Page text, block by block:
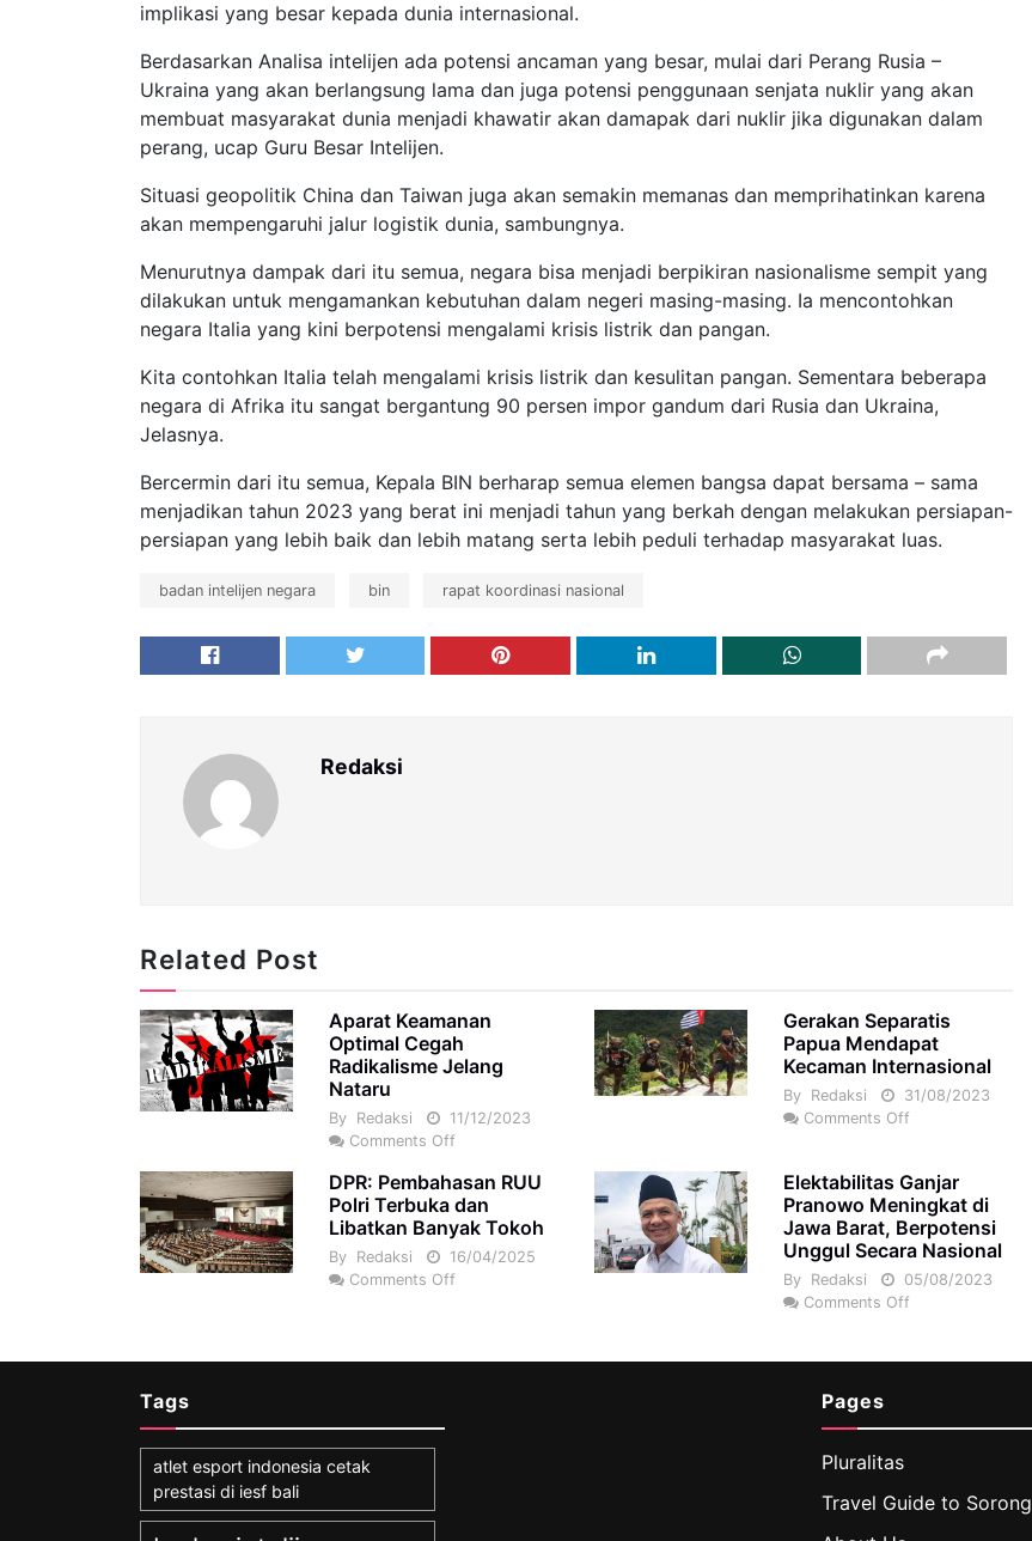
implikasi yang besar kepada dunia internasional.
Berdasarkan Analisa intelijen ada potensi ancaman yang besar, mulai dari Perang Rusia –
Ukraina yang akan berlangsung lama dan juga potensi penggunaan senjata nuklir yang akan
membuat masyarakat dunia menjadi khawatir akan damapak dari nuklir jika digunakan dalam
perang, ucap Guru Besar Intelijen.
Situasi geopolitik China dan Taiwan juga akan semakin memanas dan memprihatinkan karena
akan mempengaruhi jalur logistik dunia, sambungnya.
Menurutnya dampak dari itu semua, negara bisa menjadi berpikiran nasionalisme sempit yang
dilakukan untuk mengamankan kebutuhan dalam negeri masing-masing. Ia mencontohkan
negara Italia yang kini berpotensi mengalami krisis listrik dan pangan.
Kita contohkan Italia telah mengalami krisis listrik dan kesulitan pangan. Sementara beberapa
negara di Afrika itu sangat bergantung 90 persen impor gandum dari Rusia dan Ukraina,
Jelasnya.
Bercermin dari itu semua, Kepala BIN berharap semua elemen bangsa dapat bersama – sama
menjadikan tahun 2023 yang berat ini menjadi tahun yang berkah dengan melakukan persiapan-
persiapan yang lebih baik dan lebih matang serta lebih peduli terhadap masyarakat luas.
badan intelijen negara bin rapat koordinasi nasional
Redaksi
Related Post
Aparat Keamanan
Optimal Cegah
Radikalisme Jelang
Nataru
By Redaksi
11/12/2023
Comments Off
Gerakan Separatis
Papua Mendapat
Kecaman Internasional
By Redaksi
31/08/2023
Comments Off
DPR: Pembahasan RUU
Polri Terbuka dan
Libatkan Banyak Tokoh
By Redaksi
16/04/2025
Comments Off
Elektabilitas Ganjar
Pranowo Meningkat di
Jawa Barat, Berpotensi
Unggul Secara Nasional
By Redaksi
05/08/2023
Comments Off
Tags
atlet esport indonesia cetak
prestasi di iesf bali
Pages
Pluralitas
Travel Guide to Sorong